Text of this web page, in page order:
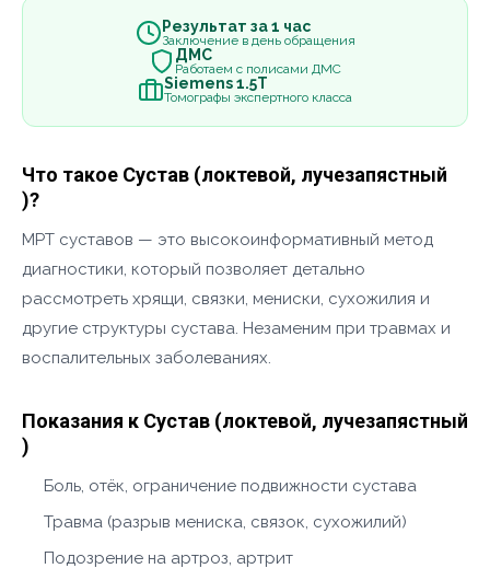
Результат за 1 час
Заключение в день обращения
ДМС
Работаем с полисами ДМС
Siemens 1.5Т
Томографы экспертного класса
Что такое Сустав (локтевой, лучезапястный
)?
МРТ суставов — это высокоинформативный метод
диагностики, который позволяет детально
рассмотреть хрящи, связки, мениски, сухожилия и
другие структуры сустава. Незаменим при травмах и
воспалительных заболеваниях.
Показания к Сустав (локтевой, лучезапястный
)
Боль, отёк, ограничение подвижности сустава
Травма (разрыв мениска, связок, сухожилий)
Подозрение на артроз, артрит